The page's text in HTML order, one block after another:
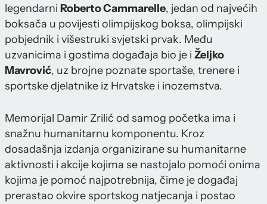
legendarni Roberto Cammarelle, jedan od najvećih
boksača u povijesti olimpijskog boksa, olimpijski
pobjednik i višestruki svjetski prvak. Među
uzvanicima i gostima događaja bio je i Željko
Mavrović, uz brojne poznate sportaše, trenere i
sportske djelatnike iz Hrvatske i inozemstva.
Memorijal Damir Zrilić od samog početka ima i
snažnu humanitarnu komponentu. Kroz
dosadašnja izdanja organizirane su humanitarne
aktivnosti i akcije kojima se nastojalo pomoći onima
kojima je pomoć najpotrebnija, čime je događaj
prerastao okvire sportskog natjecanja i postao